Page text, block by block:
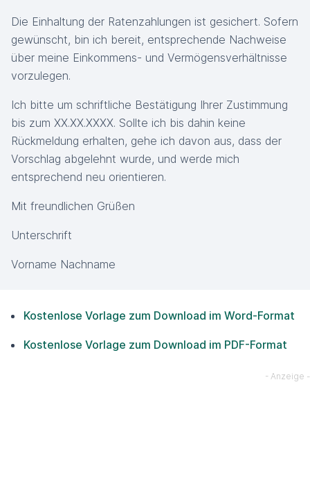
Die Einhaltung der Ratenzahlungen ist gesichert. Sofern
gewünscht, bin ich bereit, entsprechende Nachweise
über meine Einkommens- und Vermögensverhältnisse
vorzulegen.
Ich bitte um schriftliche Bestätigung Ihrer Zustimmung
bis zum XX.XX.XXXX. Sollte ich bis dahin keine
Rückmeldung erhalten, gehe ich davon aus, dass der
Vorschlag abgelehnt wurde, und werde mich
entsprechend neu orientieren.
Mit freundlichen Grüßen
Unterschrift
Vorname Nachname
Kostenlose Vorlage zum Download im Word-Format
Kostenlose Vorlage zum Download im PDF-Format